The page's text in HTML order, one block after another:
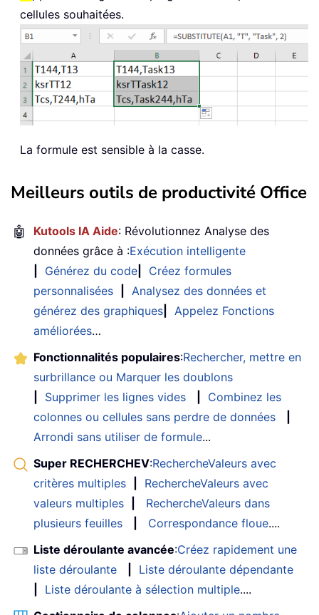
cellules souhaitées.
La formule est sensible à la casse.
Meilleurs outils de productivité Office
🤖 Kutools IA Aide: Révolutionnez Analyse des
données grâce à :Exécution intelligente
Générez du code
Créez formules
personnalisées
Analysez des données et
générez des graphiques
Appelez Fonctions
améliorées…
Fonctionnalités populaires:Rechercher, mettre en
surbrillance ou Marquer les doublons
Supprimer les lignes vides
Combinez les
colonnes ou cellules sans perdre de données
Arrondi sans utiliser de formule...
Super RECHERCHEV:RechercheValeurs avec
critères multiples
RechercheValeurs avec
valeurs multiples
RechercheValeurs dans
plusieurs feuilles
Correspondance floue....
Liste déroulante avancée:Créez rapidement une
liste déroulante
Liste déroulante dépendante
Liste déroulante à sélection multiple....